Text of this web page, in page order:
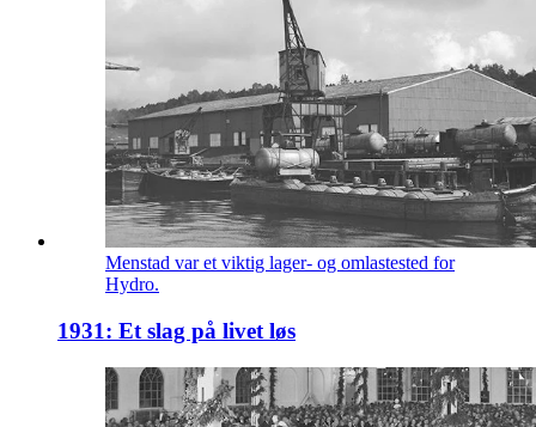
Menstad var et viktig lager- og omlastested for
Hydro.
1931: Et slag på livet løs